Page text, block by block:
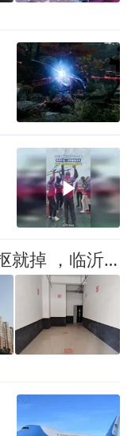
天花板钢筋外露、水泥一抠就掉 ，临沂一安置楼交房半年即被鉴定存安全隐患；楼体至今未加固，仍有居民常住